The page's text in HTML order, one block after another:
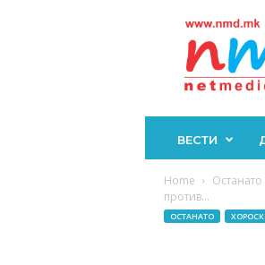
ВЕСТИ
Home Останато
против...
ОСТАНАТО